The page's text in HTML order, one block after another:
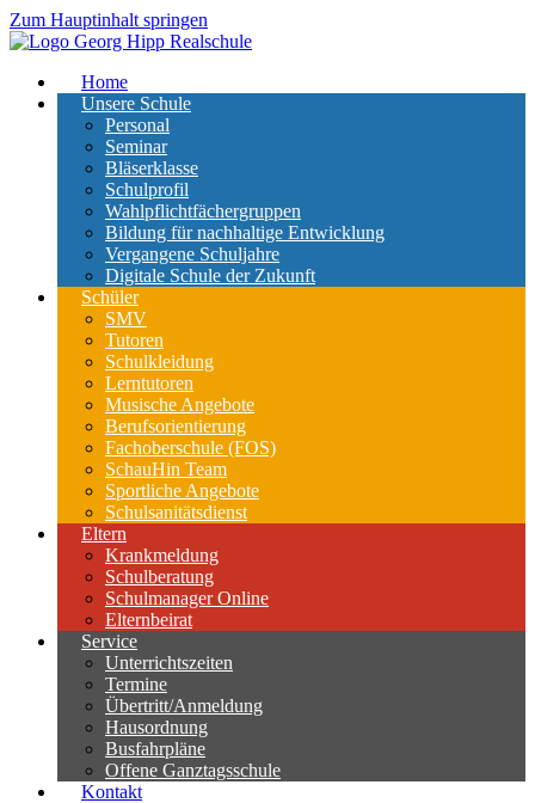
Zum Hauptinhalt springen
Home
Unsere Schule
Personal
Seminar
Bläserklasse
Schulprofil
Wahlpflichtfächergruppen
Bildung für nachhaltige Entwicklung
Vergangene Schuljahre
Digitale Schule der Zukunft
Schüler
SMV
Tutoren
Schulkleidung
Lerntutoren
Musische Angebote
Berufsorientierung
Fachoberschule (FOS)
SchauHin Team
Sportliche Angebote
Schulsanitätsdienst
Eltern
Krankmeldung
Schulberatung
Schulmanager Online
Elternbeirat
Service
Unterrichtszeiten
Termine
Übertritt/Anmeldung
Hausordnung
Busfahrpläne
Offene Ganztagsschule
Kontakt